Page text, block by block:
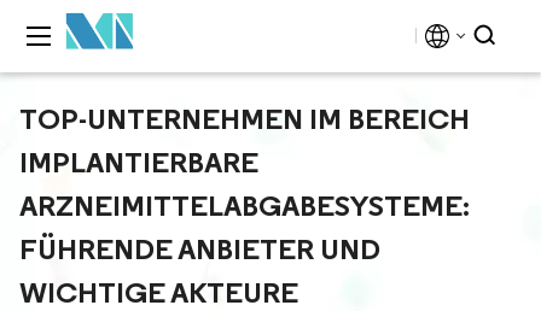
TOP-UNTERNEHMEN IM BEREICH
IMPLANTIERBARE
ARZNEIMITTELABGABESYSTEME:
FÜHRENDE ANBIETER UND
WICHTIGE AKTEURE